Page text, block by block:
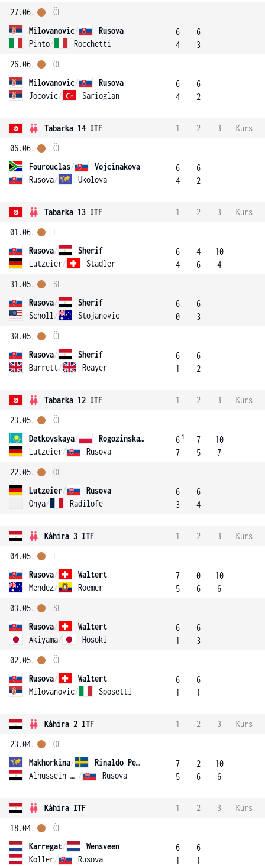
27.06.
Milovanovic/
Rusova
Pinto/ Rocchetti
ČF
6
4
6
3
26.06.
Milovanovic/
Rusova
Jocovic/ Sarioglan
OF
6
4
6
2
Tabarka 14 ITF 1 2 3
Kurs
06.06.
Fourouclas/
Vojcinakova
Rusova/ Ukolova
ČF
6
4
6
2
Tabarka 13 ITF 1 2 3
Kurs
01.06.
Rusova/
Sherif
Lutzeier/ Stadler
F
6
4
4
6
10
4
31.05.
Rusova/
Sherif
Scholl / Stojanovic
SF
6
0
6
3
30.05.
Rusova/
Sherif
Barrett/ Reayer
ČF
6
1
6
2
Tabarka 12 ITF 1 2 3
Kurs
23.05.
Detkovskaya/
Rogozinska Dzik
Lutzeier/ Rusova
ČF
64
7
7
5
10
7
22.05.
Lutzeier/
Rusova
Onya/ Radilofe
OF
6
3
6
4
Káhira 3 ITF 1 2 3
Kurs
04.05.
Rusova/
Waltert
Mendez/ Roemer
F
7
5
0
6
10
6
03.05.
Rusova/
Waltert
Akiyama/ Hosoki
SF
6
1
6
3
02.05.
Rusova/
Waltert
Milovanovic/ Sposetti
ČF
6
1
6
1
Káhira 2 ITF 1 2 3
Kurs
23.04.
Makhorkina/
Rinaldo Persson
Alhussein Abdel Aziz / Rusova
OF
7
5
2
6
10
6
Káhira ITF 1 2 3
Kurs
18.04.
Karregat/
Wensveen
Koller/ Rusova
ČF
6
1
6
1